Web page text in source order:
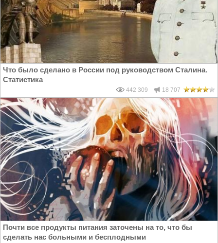
Что было сделано в России под руководством Сталина.
Статистика
442 309 18 707
Почти все продукты питания заточены на то, что бы
сделать нас больными и бесплодными